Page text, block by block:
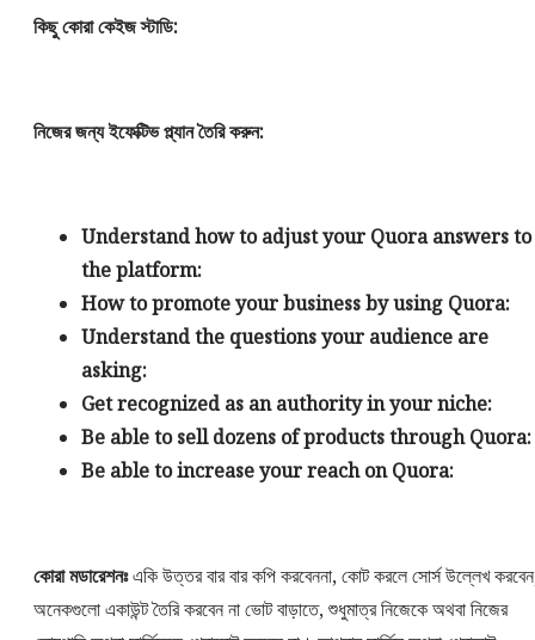
কিছু কোরা কেইজ স্টাডি:
নিজের জন্য ইফেক্টিভ প্ল্যান তৈরি করুন:
Understand how to adjust your Quora answers to
the platform:
How to promote your business by using Quora:
Understand the questions your audience are
asking:
Get recognized as an authority in your niche:
Be able to sell dozens of products through Quora:
Be able to increase your reach on Quora:
কোরা মডারেশনঃএকি উত্তর বার বার কপি করবেননা, কোট করলে সোর্স উল্লেখ
অনেকগুলো একাউন্ট তৈরি করবেন না ভোট বাড়াতে, শুধুমাত্র নিজেকে অথবা নিজের